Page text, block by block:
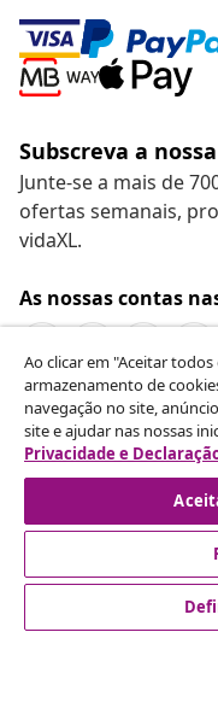
Subscreva a
Junte-se a mais de
ofertas semanais,
vidaXL.
As nossas contas
Rescindir o
Envie um pedido de
Atendimento ao
Ao clicar em "Aceitar
armazenamento de
navegação no site,
site e ajudar nas nossas
Privacidade e